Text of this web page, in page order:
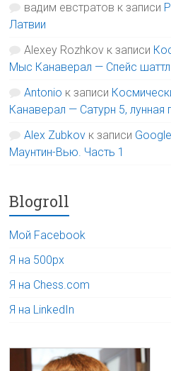
вадим евстратов к записи
Латвии
Alexey Rozhkov к записи
Мыс Канаверал — Спейс шаттл
Antonio к записи
Канаверал — Сатурн 5,
Alex Zubkov к записи
Маунтин-Вью. Часть 1
Blogroll
Мой Facebook
Я на 500px
Я на Chess.com
Я на LinkedIn